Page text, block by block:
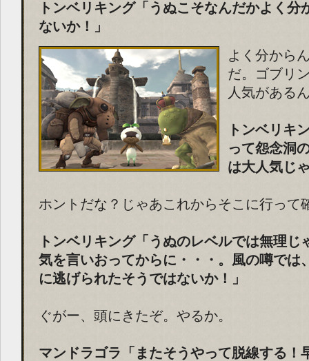
トンベリキング「うぬこそなんだかよく分
ないか！」
よく分から
だ。ゴブリ
人気がある
トンベリキ
って怨念洞
は大人気じ
ホントだな？じゃあこれからそこに行って
トンベリキング「うぬのレベルでは無理じ
気を言いおってからに・・・。風の噂では
に逃げられたそうではないか！」
ぐがー、頭にきたぞ。やるか。
マンドラゴラ「またそうやって脱線する！